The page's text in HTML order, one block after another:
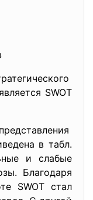
SWOT
представления
в табл.
и слабые
Благодаря
SWOT стал